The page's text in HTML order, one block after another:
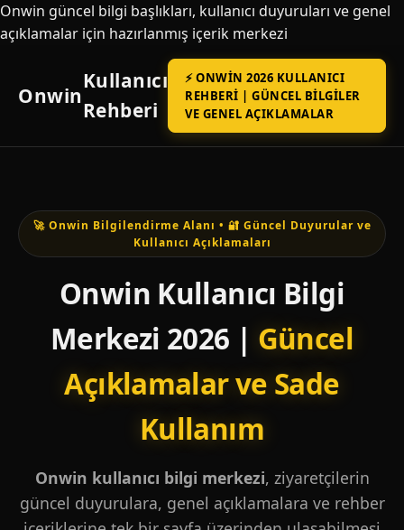
Onwin güncel bilgi başlıkları, kullanıcı duyuruları ve genel
açıklamalar için hazırlanmış içerik merkezi
Onwin
Kullanıcı
Rehberi
⚡ ONWIN 2026 KULLANICI
REHBERI | GÜNCEL BILGILER
VE GENEL AÇIKLAMALAR
🚀 Onwin Bilgilendirme Alanı • 🔐 Güncel Duyurular ve
Kullanıcı Açıklamaları
Onwin Kullanıcı Bilgi
Merkezi 2026 | Güncel
Açıklamalar ve Sade
Kullanım
Onwin kullanıcı bilgi merkezi, ziyaretçilerin
güncel duyurulara, genel açıklamalara ve rehber